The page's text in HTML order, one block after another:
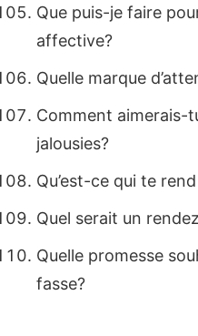
Que puis-je faire
affective?
Quelle marque
Comment aimerais-
jalousies?
Qu’est-ce qui te
Quel serait un
Quelle promesse
fasse?